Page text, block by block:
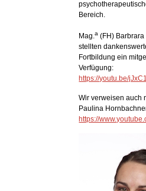
Bereich.
Mag.a (FH)
stellten
Fortbildung ein
Verfügung:
https://youtu.be/
Wir verweisen auch
Paulina
https://